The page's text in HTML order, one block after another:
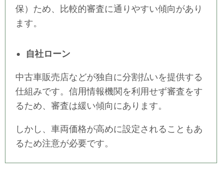
保）ため、比較的審査に通りやすい傾向があり
ます。
自社ローン
中古車販売店などが独自に分割払いを提供する
仕組みです。信用情報機関を利用せず審査をす
るため、審査は緩い傾向にあります。
しかし、車両価格が高めに設定されることもあ
るため注意が必要です。